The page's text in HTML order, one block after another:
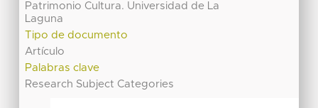
Patrimonio Cultura. Universidad de La
Laguna
Tipo de documento
Artículo
Palabras clave
Research Subject Categories